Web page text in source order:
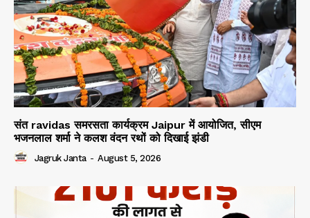
संत ravidas समरसता कार्यक्रम Jaipur में आयोजित, सीएम
भजनलाल शर्मा ने कलश वंदन रथों को दिखाई झंडी
Jagruk Janta - August 5, 2026